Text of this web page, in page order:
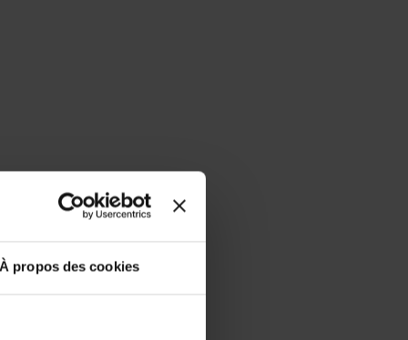
À propos des cookies